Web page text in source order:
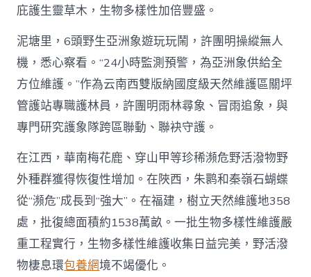
庇護生靈草木，生物多樣性加倍豐盛。
泥塘里，6頭野生亞洲象遊玩玩鬧，許團明操縱無人
機，悉心察看。“24小時監測預警，為亞洲象供給全
方位維護。”作為云南西雙版納國度級天然維護區關坪
管護站專職護林員，許團明雨林尋象、冒雨追象，與
專門研究護象隊跨區聯動、聯袂守護。
在江西，華南梅花鹿、穿山甲等珍稀瀕危野活潑物野
外種群獲得恢復性增加。在陜西，朱鹮和秦嶺石蝴蝶
從“瀕危”成長到“強大”。在福建，樹立天然維護地358
處，批復總面積約1538萬畝。一批生物多樣性維護嚴
重工程實行，生物多樣性維護收集日益完美，野活潑
物棲息環包養網境不竭優化。